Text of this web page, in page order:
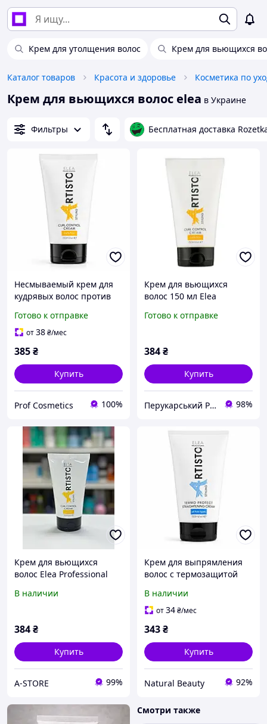
Крем для утолщения волос Крем для вьющихся
Каталог товаров Красота и здоровье Косметика по
Крем для вьющихся волос elea в Украине
Фильтры Бесплатная доставка
Несмываемый крем для
кудрявых волос против
локонов и сияния Artisto
Elea Professional 150 мл
Готово к отправке
от38₴/мес
385₴
Купить
Prof Cosmetics 100%
Крем для вьющихся
волос 150 мл Elea
Control Cream
Готово к отправке
384₴
Купить
Перукарський Рай 98%
Крем для вьющихся
волос Elea Professional
150 мл
В наличии
384₴
Купить
A-STORE 99%
Крем для выпрямления
волос с термозащитой
Salon Thermo Protect
Straightening Cream 150
В наличии
от34₴/мес
343₴
Купить
Natural Beauty 92%
Смотри также